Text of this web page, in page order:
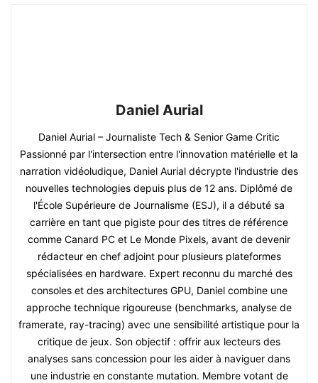
Daniel Aurial
Daniel Aurial – Journaliste Tech & Senior Game Critic
Passionné par l'intersection entre l'innovation matérielle et la
narration vidéoludique, Daniel Aurial décrypte l'industrie des
nouvelles technologies depuis plus de 12 ans. Diplômé de
l'École Supérieure de Journalisme (ESJ), il a débuté sa
carrière en tant que pigiste pour des titres de référence
comme Canard PC et Le Monde Pixels, avant de devenir
rédacteur en chef adjoint pour plusieurs plateformes
spécialisées en hardware. Expert reconnu du marché des
consoles et des architectures GPU, Daniel combine une
approche technique rigoureuse (benchmarks, analyse de
framerate, ray-tracing) avec une sensibilité artistique pour la
critique de jeux. Son objectif : offrir aux lecteurs des
analyses sans concession pour les aider à naviguer dans
une industrie en constante mutation. Membre votant de